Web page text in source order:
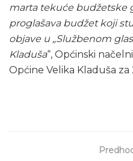
marta tekuće budžetske
proglašava budžet koji
objave u „Službenom
Kladuša“, Općinski
Općine Velika Kladuša za